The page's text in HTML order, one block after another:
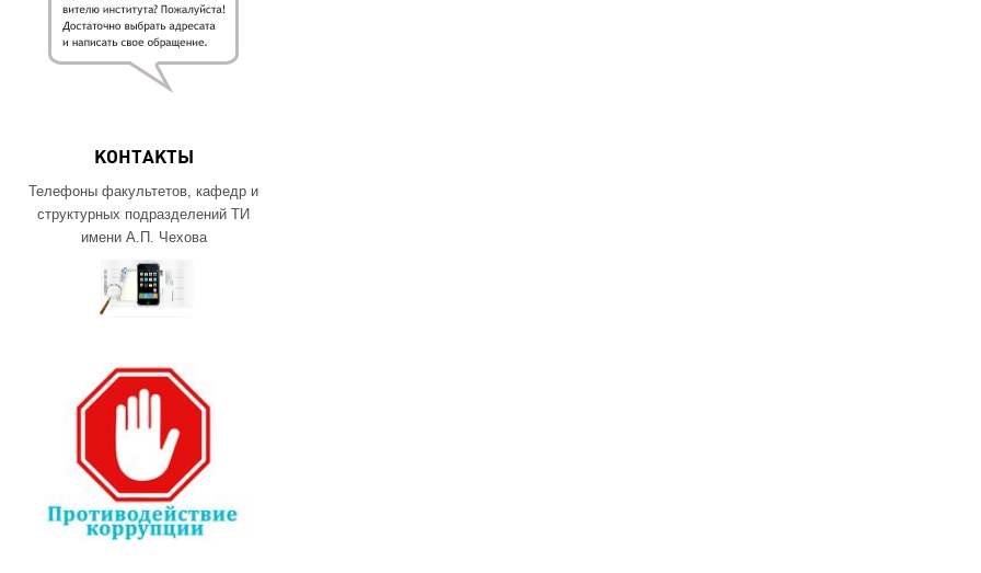
КОНТАКТЫ
Телефоны факультетов, кафедр и
структурных подразделений ТИ
имени А.П. Чехова